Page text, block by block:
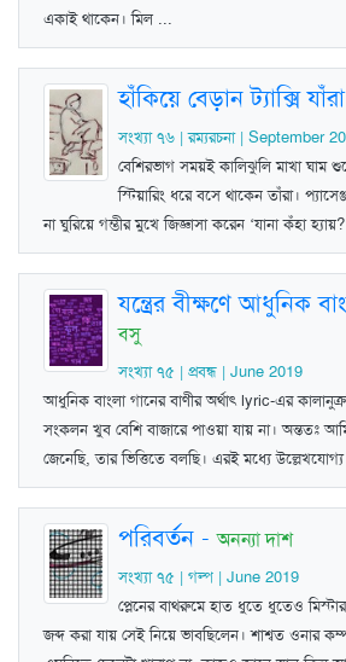
একাই থাকেন। মিল ...
হাঁকিয়ে বেড়ান ট্যাক্সি যাঁরা
সংখ্যা ৭৬ | রম্যরচনা | September
বেশিরভাগ সময়ই কালিঝুলি মাখা ঘাম
স্টিয়ারিং ধরে বসে থাকেন তাঁরা।
না ঘুরিয়ে গম্ভীর মুখে জিজ্ঞাসা করেন ‘যানা কঁহা
যন্ত্রের বীক্ষণে আধুনিক
বসু
সংখ্যা ৭৫ | প্রবন্ধ | June 2019
আধুনিক বাংলা গানের বাণীর অর্থাৎ lyric-এর
সংকলন খুব বেশি বাজারে পাওয়া যায় না। অন্ততঃ
জেনেছি, তার ভিত্তিতে বলছি। এরই মধ্যে
পরিবর্তন -অনন্যা দাশ
সংখ্যা ৭৫ | গল্প | June 2019
প্লেনের বাথরুমে হাত ধুতে ধুতেও
জব্দ করা যায় সেই নিয়ে ভাবছিলেন। শাশ্বত ওনার